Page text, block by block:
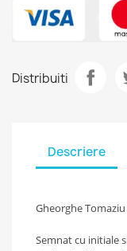
Distribuiti
Descriere
Gheorghe
Semnat cu initiale